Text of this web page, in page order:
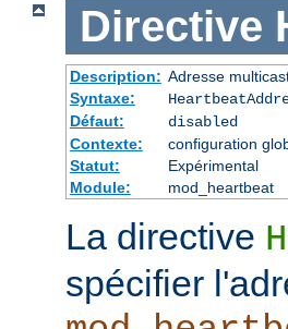
Directive
Description: Adresse
Syntaxe:
Défaut:
disabled
Contexte:
configuration
Statut:
Expérimental
Module:
mod_heartbeat
La directive
spécifier